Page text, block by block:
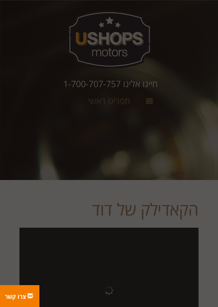
חייגו אלינו 1-700-707-757
תפריט ראשי
הקאדילק של דוד
צרו קשר